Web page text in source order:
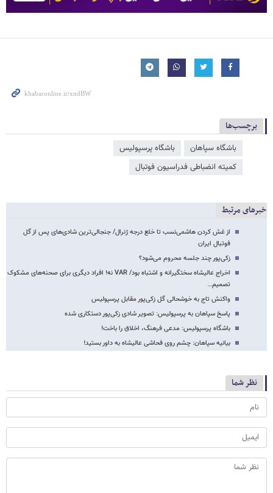
برچسب‌ها
باشگاه سپاهان
باشگاه پرسپولیس
کمیته انضباطی فدراسیون فوتبال
خبرهای مرتبط
از غش کردن هاشمی‌نسب تا خلع درجه ژنرال/ جنجالی‌ترین شادی‌های پس از گل
فوتبال ایران
زکی‌پور چند جلسه محروم می‌شود؟
اخراج عالیشاه سختگیرانه و اشتباه بود/ VAR نه! افراد دیگری برای صحنه‌های مشکوک
تصمیم…
واکنش تاج به خوشحالی گل زکی‌پور مقابل پرسپولیس
پاسخ سپاهان به پرسپولیس: تصویر شادی زکی‌پور دستکاری شده
باشگاه پرسپولیس: مدعی فرهنگ، اخلاق را باخت!
بیانیه سپاهان: چشم روی فحاشی عالیشاه به داور بستید!
نظر شما